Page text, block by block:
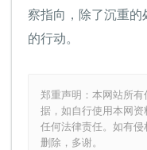
察指向，除了沉重
的行动。
郑重声明：本网站所
据，如自行使用本网
任何法律责任。如有
删除，多谢。